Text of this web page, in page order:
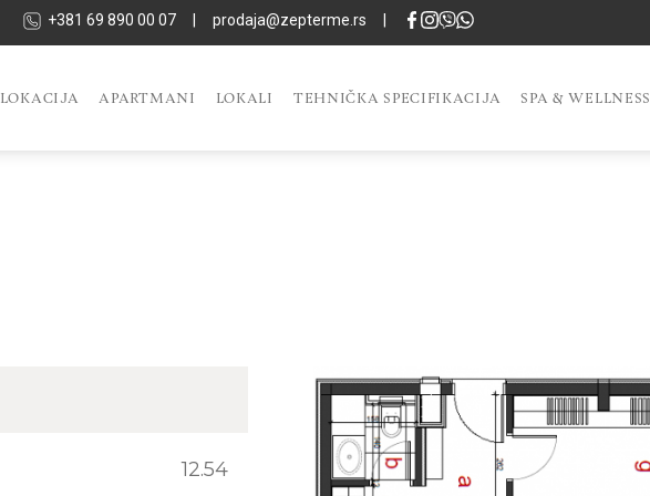
+381 69 890 00 07 prodaja@zepterme.rs
LOKACIJA APARTMANI LOKALI TEHNIČKA SPECIFIKACIJA SPA & WELLNESS
12.54